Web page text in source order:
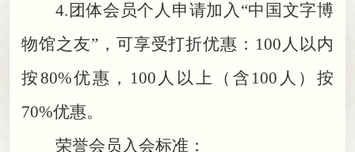
4. 团体会员个人申请加入“中国文字博
物馆之友”， 可享受打折优惠：100人以内
按80%优惠，100人以上（含100人）按
70%优惠。
荣誉会员入会标准：